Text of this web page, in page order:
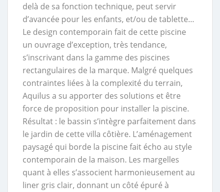
delà de sa fonction technique, peut servir
d’avancée pour les enfants, et/ou de tablette…
Le design contemporain fait de cette piscine
un ouvrage d’exception, très tendance,
s’inscrivant dans la gamme des piscines
rectangulaires de la marque. Malgré quelques
contraintes liées à la complexité du terrain,
Aquilus a su apporter des solutions et être
force de proposition pour installer la piscine.
Résultat : le bassin s’intègre parfaitement dans
le jardin de cette villa côtière. L’aménagement
paysagé qui borde la piscine fait écho au style
contemporain de la maison. Les margelles
quant à elles s’associent harmonieusement au
liner gris clair, donnant un côté épuré à